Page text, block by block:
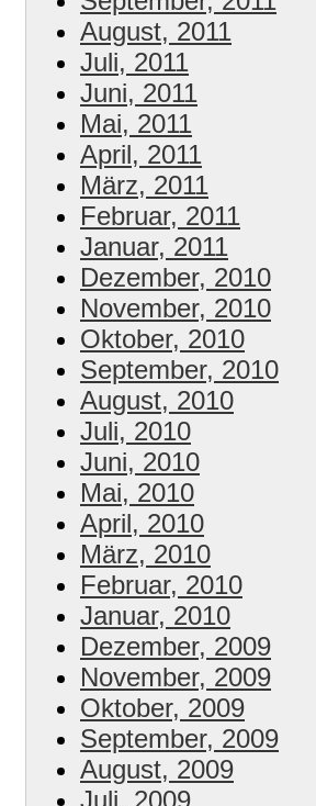
August, 2011
Juli, 2011
Juni, 2011
Mai, 2011
April, 2011
März, 2011
Februar, 2011
Januar, 2011
Dezember, 2010
November, 2010
Oktober, 2010
September, 2010
August, 2010
Juli, 2010
Juni, 2010
Mai, 2010
April, 2010
März, 2010
Februar, 2010
Januar, 2010
Dezember, 2009
November, 2009
Oktober, 2009
September, 2009
August, 2009
Juli, 2009